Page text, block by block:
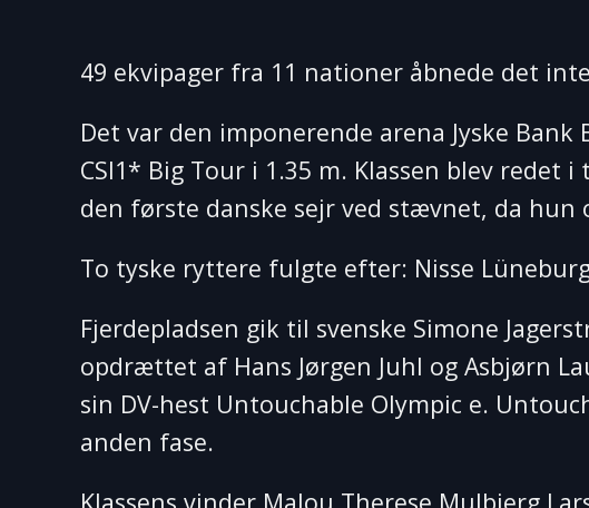
49 ekvipager fra 11 nationer åbnede det
Det var den imponerende arena Jyske
CSI1* Big Tour i 1.35 m. Klassen blev redet
den første danske sejr ved stævnet, da hun
To tyske ryttere fulgte efter: Nisse
Fjerdepladsen gik til svenske Simone
opdrættet af Hans Jørgen Juhl og Asbjørn
sin DV-hest Untouchable Olympic e.
anden fase.